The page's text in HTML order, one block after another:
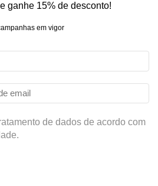
ganhe 15% de desconto!
em vigor
de dados de acordo com